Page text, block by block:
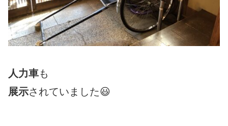
人力車も
展示されていました😃